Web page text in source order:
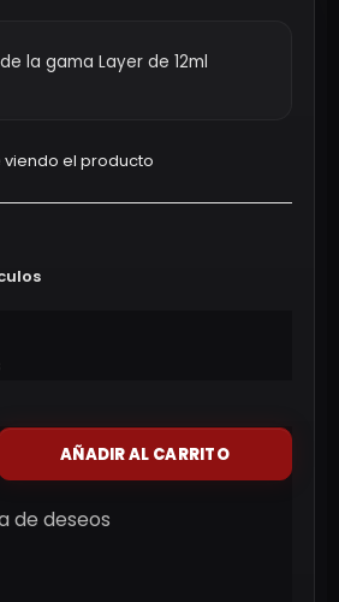
la gama Layer de 12ml
el producto
AÑADIR AL CARRITO
de deseos